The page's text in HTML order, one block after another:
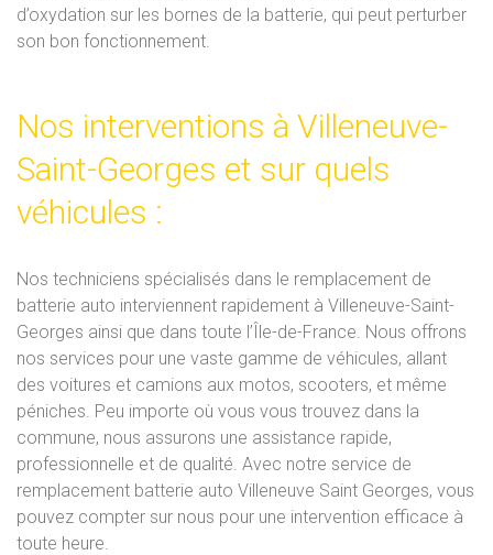
d’oxydation sur les bornes de la batterie, qui peut perturber
son bon fonctionnement.
Nos interventions à Villeneuve-
Saint-Georges et sur quels
véhicules :
Nos techniciens spécialisés dans le remplacement de
batterie auto interviennent rapidement à Villeneuve-Saint-
Georges ainsi que dans toute l’Île-de-France. Nous offrons
nos services pour une vaste gamme de véhicules, allant
des voitures et camions aux motos, scooters, et même
péniches. Peu importe où vous vous trouvez dans la
commune, nous assurons une assistance rapide,
professionnelle et de qualité. Avec notre service de
remplacement batterie auto Villeneuve Saint Georges, vous
pouvez compter sur nous pour une intervention efficace à
toute heure.